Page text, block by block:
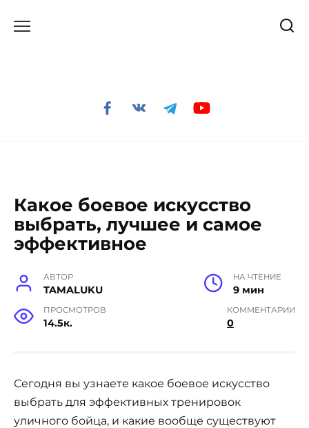
Какое боевое искусство
выбрать, лучшее и самое
эффективное
АВТОР
TAMALUKU
НА ЧТЕНИЕ
9 мин
ПРОСМОТРОВ
14.5к.
КОММЕНТАРИИ
0
Сегодня вы узнаете какое боевое искусство
выбрать для эффективных тренировок
уличного бойца, и какие вообще существуют